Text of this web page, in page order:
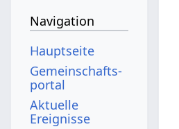
Navigation
Hauptseite
Gemeinschafts­
portal
Aktuelle
Ereignisse